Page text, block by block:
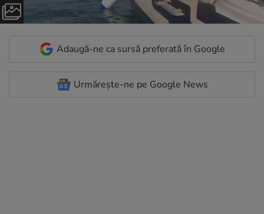
Adaugă-ne ca sursă preferată în Google
Urmărește-ne pe Google News